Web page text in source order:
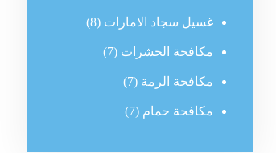
غسيل سجاد الامارات (8)
مكافحة الحشرات (7)
مكافحة الرمة (7)
مكافحة حمام (7)